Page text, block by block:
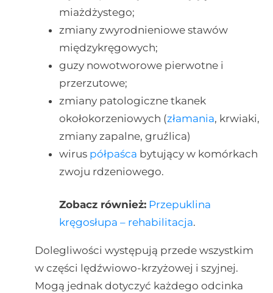
miażdżystego;
zmiany zwyrodnieniowe stawów
międzykręgowych;
guzy nowotworowe pierwotne i
przerzutowe;
zmiany patologiczne tkanek
okołokorzeniowych (złamania, krwiaki,
zmiany zapalne, gruźlica)
wirus półpaśca bytujący w komórkach
zwoju rdzeniowego.
Zobacz również: Przepuklina
kręgosłupa – rehabilitacja.
Dolegliwości występują przede wszystkim
w części lędźwiowo-krzyżowej i szyjnej.
Mogą jednak dotyczyć każdego odcinka